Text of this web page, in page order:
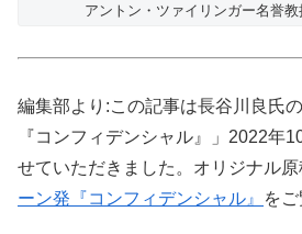
アントン・ツァイリンガー名誉教
編集部より:この記事は長谷川良氏
『コンフィデンシャル』」2022年
せていただきました。オリジナル
ーン発『コンフィデンシャル』
をご